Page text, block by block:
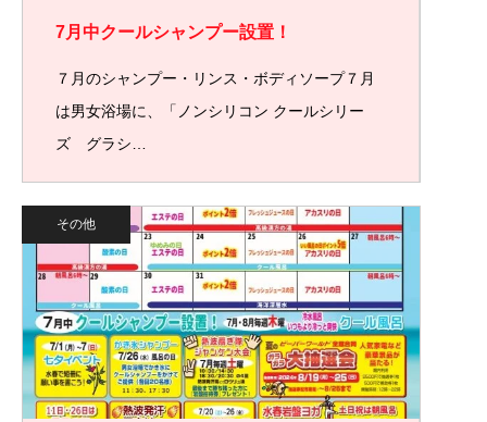
7月中クールシャンプー設置！
７月のシャンプー・リンス・ボディソープ７月
は男女浴場に、「ノンシリコン クールシリー
ズ グラシ…
その他